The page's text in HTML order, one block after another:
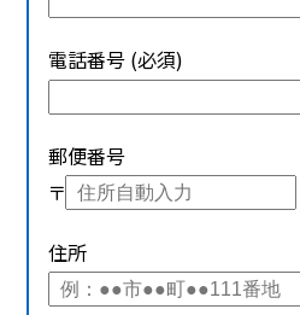
電話番号 (必須)
郵便番号
〒
住所